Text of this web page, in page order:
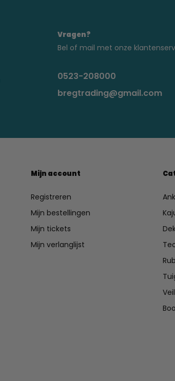
Vragen?
Bel of mail met onze
0523-208000
bregtrading@gmail.com
Mijn account
Registreren
Mijn bestellingen
Mijn tickets
Mijn verlanglijst